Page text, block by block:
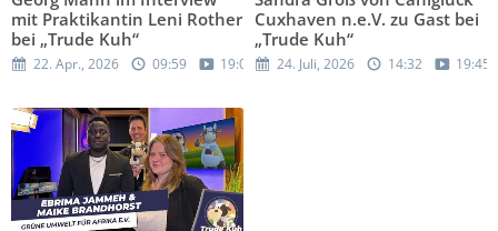
mit Praktikantin Leni Rother
bei „Trude Kuh“
22. Apr., 2026 09:59 19:05
Cuxhaven n.e.V. zu Gast bei
„Trude Kuh“
24. Juli, 2026 14:32 19:45